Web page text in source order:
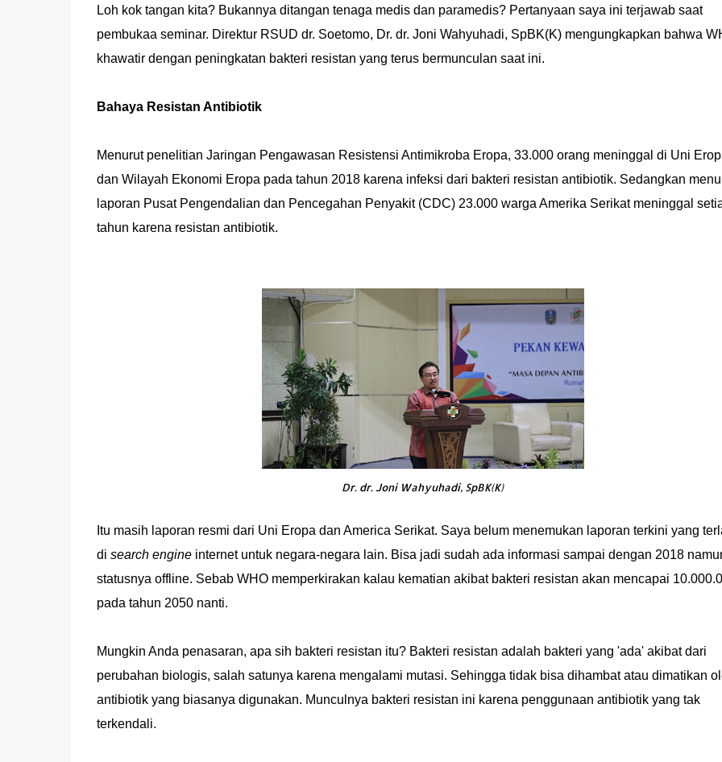
Loh kok tangan kita? Bukannya ditangan tenaga medis dan paramedis? Pertanyaan saya ini terjawab saat
pembukaa seminar. Direktur RSUD dr. Soetomo, Dr. dr. Joni Wahyuhadi, SpBK(K) mengungkapkan bahwa
khawatir dengan peningkatan bakteri resistan yang terus bermunculan saat ini.
Bahaya Resistan Antibiotik
Menurut penelitian Jaringan Pengawasan Resistensi Antimikroba Eropa, 33.000 orang meninggal di Uni
dan Wilayah Ekonomi Eropa pada tahun 2018 karena infeksi dari bakteri resistan antibiotik. Sedangkan
laporan Pusat Pengendalian dan Pencegahan Penyakit (CDC) 23.000 warga Amerika Serikat meninggal
tahun karena resistan antibiotik.
Dr. dr. Joni Wahyuhadi, SpBK(K)
Itu masih laporan resmi dari Uni Eropa dan America Serikat. Saya belum menemukan laporan terkini yang
di search engineinternet untuk negara-negara lain. Bisa jadi sudah ada informasi sampai dengan 2018
statusnya offline. Sebab WHO memperkirakan kalau kematian akibat bakteri resistan akan mencapai
pada tahun 2050 nanti.
Mungkin Anda penasaran, apa sih bakteri resistan itu? Bakteri resistan adalah bakteri yang 'ada' akibat dari
perubahan biologis, salah satunya karena mengalami mutasi. Sehingga tidak bisa dihambat atau dimatikan
antibiotik yang biasanya digunakan. Munculnya bakteri resistan ini karena penggunaan antibiotik yang tak
terkendali.